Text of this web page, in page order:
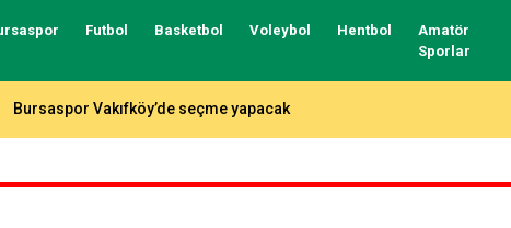
Futbol Basketbol Voleybol Hentbol
Amatör
Sporlar
Potada fikstür çekildi, işte Bursaspor ve Tofaş’ın rakipleri…